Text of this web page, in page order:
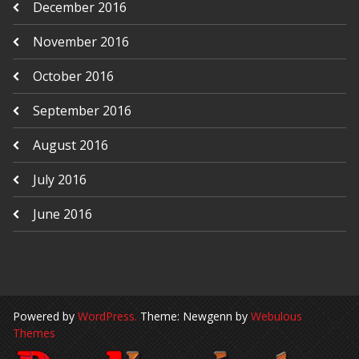
December 2016
November 2016
October 2016
September 2016
August 2016
July 2016
June 2016
Powered by WordPress. Theme: Newgenn by Webulous
Themes